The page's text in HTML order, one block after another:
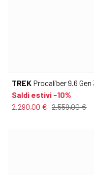
TREK Procaliber 9.6 Gen
Saldi estivi -10%
2.290,00 € 2.559,00 €